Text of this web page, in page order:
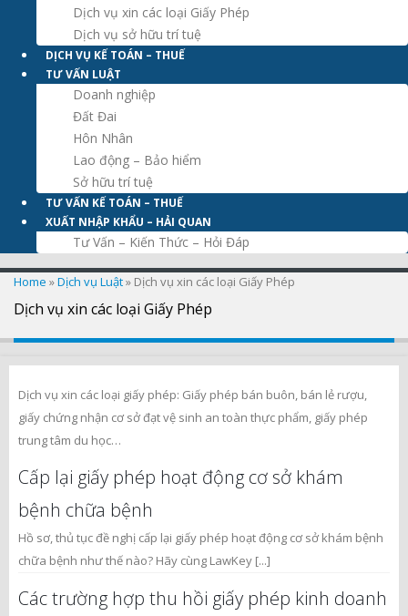
Dịch vụ xin các loại Giấy Phép
Dịch vụ sở hữu trí tuệ
DỊCH VỤ KẾ TOÁN – THUẾ
TƯ VẤN LUẬT
Doanh nghiệp
Đất Đai
Hôn Nhân
Lao động – Bảo hiểm
Sở hữu trí tuệ
TƯ VẤN KẾ TOÁN – THUẾ
XUẤT NHẬP KHẨU – HẢI QUAN
Tư Vấn – Kiến Thức – Hỏi Đáp
Home »Dịch vụ Luật» Dịch vụ xin các loại Giấy Phép
Dịch vụ xin các loại Giấy Phép
Dịch vụ xin các loại giấy phép: Giấy phép bán buôn, bán lẻ rượu,
giấy chứng nhận cơ sở đạt vệ sinh an toàn thực phẩm, giấy phép
trung tâm du học…
Cấp lại giấy phép hoạt động cơ sở khám
bệnh chữa bệnh
Hồ sơ, thủ tục đề nghị cấp lại giấy phép hoạt động cơ sở khám bệnh
chữa bệnh như thế nào? Hãy cùng LawKey [...]
Các trường hợp thu hồi giấy phép kinh doanh